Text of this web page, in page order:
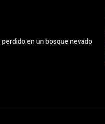
en un bosque nevado